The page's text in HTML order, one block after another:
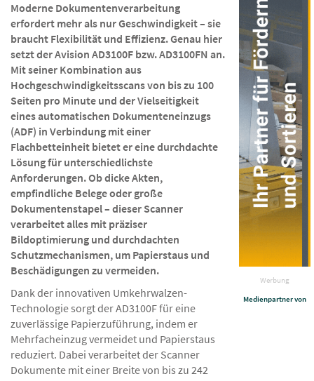
Werbung
Medienpartner von
Moderne Dokumentenverarbeitung
erfordert mehr als nur Geschwindigkeit – sie
braucht Flexibilität und Effizienz. Genau hier
setzt der Avision AD3100F bzw. AD3100FN an.
Mit seiner Kombination aus
Hochgeschwindigkeitsscans von bis zu 100
Seiten pro Minute und der Vielseitigkeit
eines automatischen Dokumenteneinzugs
(ADF) in Verbindung mit einer
Flachbetteinheit bietet er eine durchdachte
Lösung für unterschiedlichste
Anforderungen. Ob dicke Akten,
empfindliche Belege oder große
Dokumentenstapel – dieser Scanner
verarbeitet alles mit präziser
Bildoptimierung und durchdachten
Schutzmechanismen, um Papierstaus und
Beschädigungen zu vermeiden.
Dank der innovativen Umkehrwalzen-
Technologie sorgt der AD3100F für eine
zuverlässige Papierzuführung, indem er
Mehrfacheinzug vermeidet und Papierstaus
reduziert. Dabei verarbeitet der Scanner
Dokumente mit einer Breite von bis zu 242